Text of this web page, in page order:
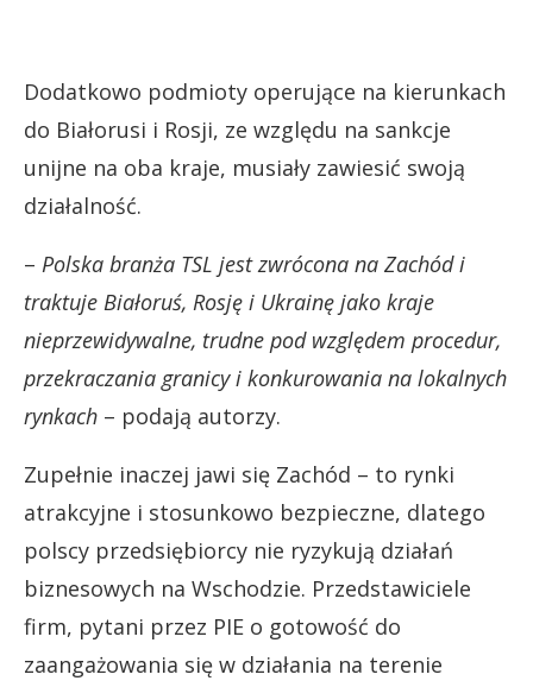
Dodatkowo podmioty operujące na kierunkach
do Białorusi i Rosji, ze względu na sankcje
unijne na oba kraje, musiały zawiesić swoją
działalność.
– Polska branża TSL jest zwrócona na Zachód i
traktuje Białoruś, Rosję i Ukrainę jako kraje
nieprzewidywalne, trudne pod względem procedur,
przekraczania granicy i konkurowania na lokalnych
rynkach – podają autorzy.
Zupełnie inaczej jawi się Zachód – to rynki
atrakcyjne i stosunkowo bezpieczne, dlatego
polscy przedsiębiorcy nie ryzykują działań
biznesowych na Wschodzie. Przedstawiciele
firm, pytani przez PIE o gotowość do
zaangażowania się w działania na terenie